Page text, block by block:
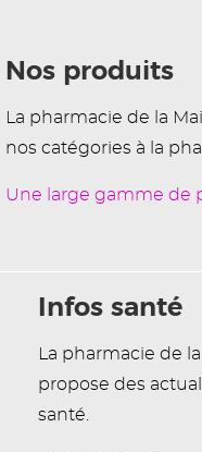
Nos produits
La pharmacie de la
nos catégories à la
Une large gamme de
Infos santé
La pharmacie de
propose des
santé.